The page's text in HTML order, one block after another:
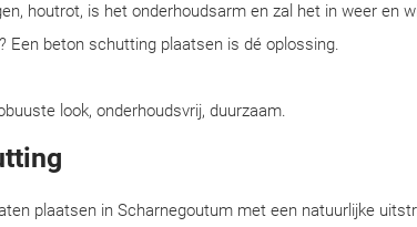
houtrot, is het onderhoudsarm en zal het in weer en
Een beton schutting plaatsen is dé oplossing.
look, onderhoudsvrij, duurzaam.
plaatsen in Scharnegoutum met een natuurlijke